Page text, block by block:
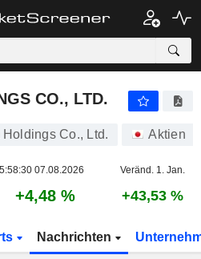
CO., LTD.
Co., Ltd. Aktien
07.08.2026 Veränd. 1. Jan.
+4,48 % +43,53 %
Nachrichten